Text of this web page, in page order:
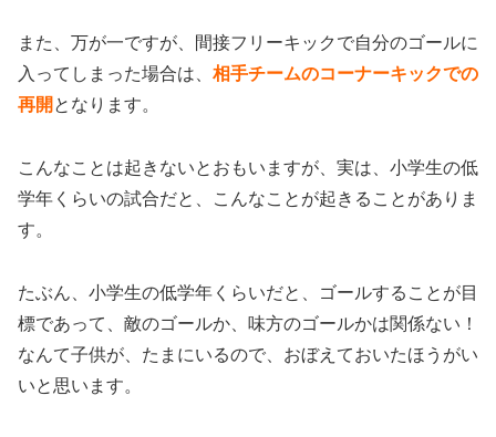
また、万が一ですが、間接フリーキックで自分のゴールに
入ってしまった場合は、 相手チームのコーナーキックでの
再開 となります。
こんなことは起きないとおもいますが、実は、小学生の低
学年くらいの試合だと、こんなことが起きることがありま
す。
たぶん、小学生の低学年くらいだと、ゴールすることが目
標であって、敵のゴールか、味方のゴールかは関係ない！
なんて子供が、たまにいるので、おぼえておいたほうがい
いと思います。